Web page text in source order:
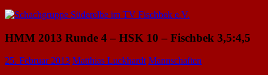
HMM 2013 Runde 4 – HSK 10 – Fischbek 3,5:4,5
25. Februar 2013 Matthias Luckhardt Mannschaften